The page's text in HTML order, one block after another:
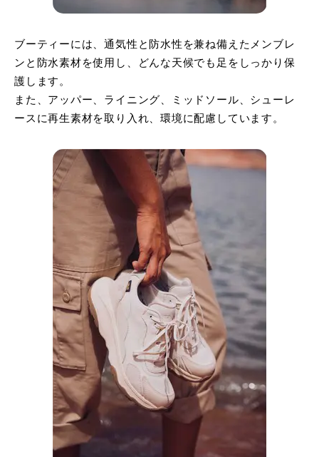
ブーティーには、通気性と防水性を兼ね備えたメンブレ
ンと防水素材を使用し、どんな天候でも足をしっかり保
護します。
また、アッパー、ライニング、ミッドソール、シューレ
ースに再生素材を取り入れ、環境に配慮しています。